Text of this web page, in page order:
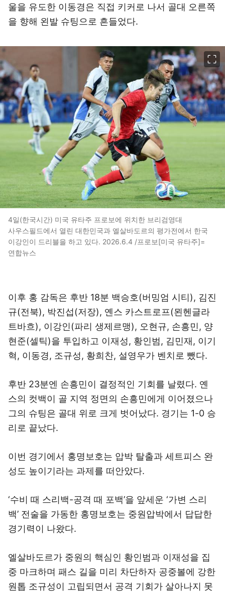
울을 유도한 이동경은 직접 키커로 나서 골대 오른쪽
을 향해 왼발 슈팅으로 흔들었다.
4일(한국시간) 미국 유타주 프로보에 위치한 브리검영대
사우스필드에서 열린 대한민국과 엘살바도르의 평가전에서 한국
이강인이 드리블을 하고 있다. 2026.6.4 /프로보[미국 유타주]=
연합뉴스
이후 홍 감독은 후반 18분 백승호(버밍엄 시티), 김진
규(전북), 박진섭(저장), 옌스 카스트로프(묀헨글라
트바흐), 이강인(파리 생제르맹), 오현규, 손흥민, 양
현준(셀틱)을 투입하고 이재성, 황인범, 김민재, 이기
혁, 이동경, 조규성, 황희찬, 설영우가 벤치로 뺐다.
후반 23분엔 손흥민이 결정적인 기회를 날렸다. 옌
스의 컷백이 골 지역 정면의 손흥민에게 이어졌으나
그의 슈팅은 골대 위로 크게 벗어났다. 경기는 1-0 승
리로 끝났다.
이번 경기에서 홍명보호는 압박 탈출과 세트피스 완
성도 높이기라는 과제를 떠안았다.
‘수비 때 스리백-공격 때 포백’을 앞세운 ‘가변 스리
백’ 전술을 가동한 홍명보호는 중원압박에서 답답한
경기력이 나왔다.
엘살바도르가 중원의 핵심인 황인범과 이재성을 집
중 마크하며 패스 길을 미리 차단하자 공중볼에 강한
원톱 조규성이 고립되면서 공격 기회가 살아나지 못